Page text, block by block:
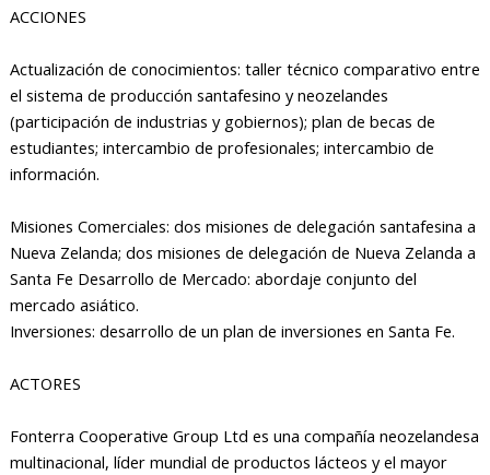
ACCIONES
Actualización de conocimientos: taller técnico comparativo entre
el sistema de producción santafesino y neozelandes
(participación de industrias y gobiernos); plan de becas de
estudiantes; intercambio de profesionales; intercambio de
información.
Misiones Comerciales: dos misiones de delegación santafesina a
Nueva Zelanda; dos misiones de delegación de Nueva Zelanda a
Santa Fe Desarrollo de Mercado: abordaje conjunto del
mercado asiático.
Inversiones: desarrollo de un plan de inversiones en Santa Fe.
ACTORES
Fonterra Cooperative Group Ltd es una compañía neozelandesa
multinacional, líder mundial de productos lácteos y el mayor